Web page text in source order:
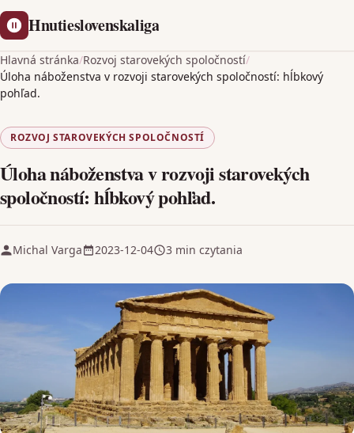
Hnutieslovenskaliga
Hlavná stránka/Rozvoj starovekých spoločností/
Úloha náboženstva v rozvoji starovekých spoločností: hĺbkový
pohľad.
ROZVOJ STAROVEKÝCH SPOLOČNOSTÍ
Úloha náboženstva v rozvoji starovekých
spoločností: hĺbkový pohľad.
Michal Varga 2023-12-04 3 min czytania